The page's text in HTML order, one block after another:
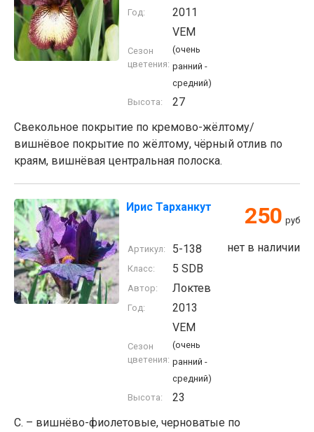
Год: 2011
Сезон
цветения:
VEM
(очень
ранний -
средний)
Высота:
27
Свекольное покрытие по кремово-жёлтому/
вишнёвое покрытие по жёлтому, чёрный отлив по
краям, вишнёвая центральная полоска.
Ирис Тарханкут 250 руб
нет в наличии
Артикул: 5-138
Класс: 5 SDB
Автор: Локтев
Год: 2013
Сезон
цветения:
VEM
(очень
ранний -
средний)
Высота:
23
С. – вишнёво-фиолетовые, черноватые по